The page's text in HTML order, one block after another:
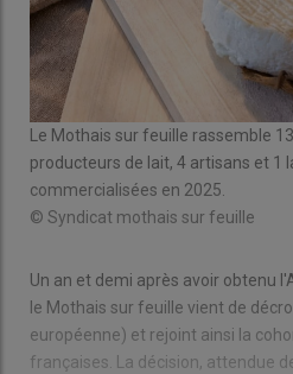
Le Mothais sur feuille rassemble
producteurs de lait, 4 artisans et 1
commercialisées en 2025.
© Syndicat mothais sur feuille
Un an et demi après avoir obtenu
le Mothais sur feuille vient de
européenne) et rejoint ainsi la
françaises. La décision, attendue